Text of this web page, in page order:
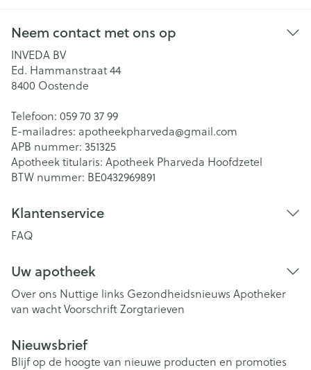
Neem contact met ons op
INVEDA BV
Ed. Hammanstraat 44
8400 Oostende
Telefoon: 059 70 37 99
E-mailadres: apotheekpharveda@gmail.com
APB nummer: 351325
Apotheek titularis: Apotheek Pharveda Hoofdzetel
BTW nummer: BE0432969891
Klantenservice
FAQ
Uw apotheek
Over ons Nuttige links Gezondheidsnieuws Apotheker
van wachtVoorschriftZorgtarieven
Nieuwsbrief
Blijf op de hoogte van nieuwe producten en promoties